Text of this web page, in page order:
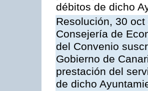
débitos de dicho
Resolución, 30
Consejería de
del Convenio
Gobierno de
prestación del
de dicho